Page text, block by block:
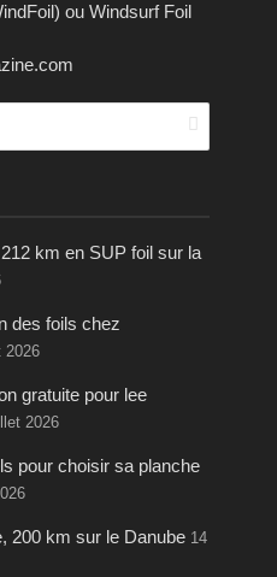
ou Windsurf Foil
km en SUP foil sur la
des foils chez
2026
gratuite pour lee
2026
pour choisir sa planche
200 km sur le Danube 14